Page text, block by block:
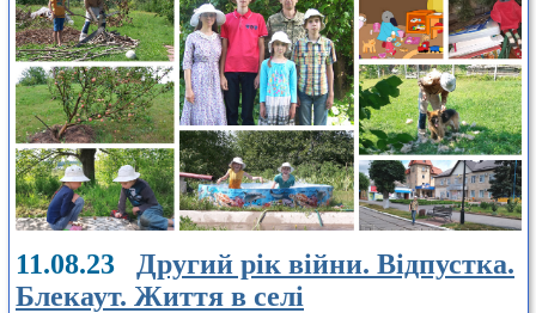
11.08.23 Другий рік війни. Відпустка.
Блекаут. Життя в селі